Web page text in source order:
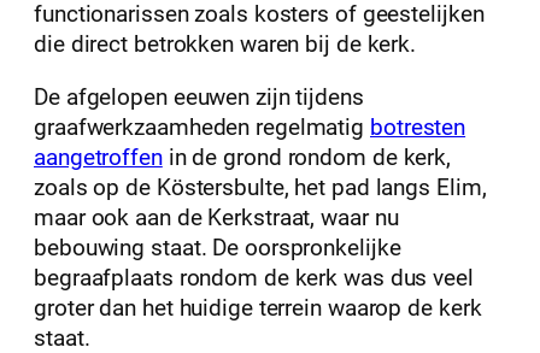
functionarissen zoals kosters of geestelijken
die direct betrokken waren bij de kerk.
De afgelopen eeuwen zijn tijdens
graafwerkzaamheden regelmatig botresten
aangetroffenin de grond rondom de kerk,
zoals op de Köstersbulte, het pad langs Elim,
maar ook aan de Kerkstraat, waar nu
bebouwing staat. De oorspronkelijke
begraafplaats rondom de kerk was dus veel
groter dan het huidige terrein waarop de kerk
staat.